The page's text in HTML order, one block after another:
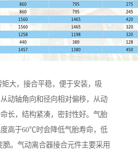
大，接合平稳，便于安装，吸
动轴角向和径向相对偏移，从动
长，结构紧凑，密封性好。气胎
高于60℃时会降低气胎寿命，低
。气动离合器接合元件主要采用